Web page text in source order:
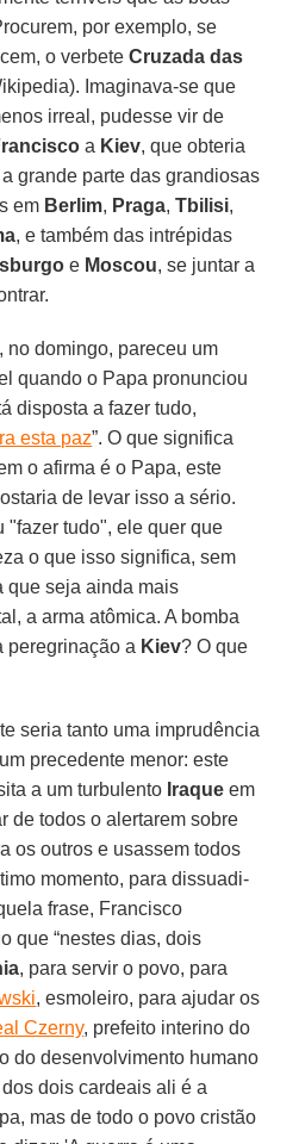
por exemplo, se
o verbeteCruzada das
Imaginava-se que
irreal, pudesse vir de
a Kiev, que obteria
grande parte das grandiosas
em Berlim, Praga,Tbilisi,
, e também das intrépidas
e Moscou, se juntar a
no domingo, pareceu um
quando o Papa pronunciou
disposta a fazer tudo,
esta paz”. O que significa
o afirma é o Papa, este
de levar isso a sério.
"fazer tudo", ele quer que
o que isso significa, sem
que seja ainda mais
a arma atômica. A bomba
peregrinação a Kiev? O que
seria tanto uma imprudência
precedente menor: este
a um turbulento Iraque em
de todos o alertarem sobre
os outros e usassem todos
momento, para dissuadi-
frase, Francisco
que “nestes dias, dois
, para servir o povo, para
, esmoleiro, para ajudar os
Czerny, prefeito interino do
do desenvolvimento humano
dois cardeais ali é a
mas de todo o povo cristão